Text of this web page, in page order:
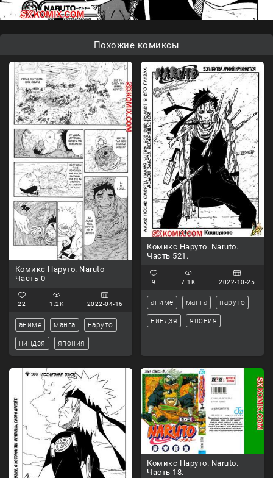
Похожие комиксы
Комикс Наруто. Naruto
Часть 0
22 1.2K 2022-04-16
аниме манга наруто
ниндзя япония
Комикс Наруто. Naruto.
Часть 521.
9 7.1K 2022-10-25
аниме манга наруто
ниндзя япония
Комикс Наруто. Naruto.
Часть 18.